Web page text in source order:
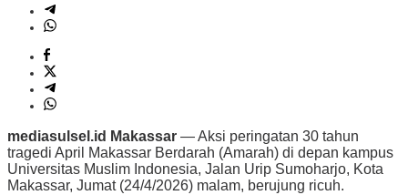
mediasulsel.id Makassar — Aksi peringatan 30 tahun
tragedi April Makassar Berdarah (Amarah) di depan kampus
Universitas Muslim Indonesia, Jalan Urip Sumoharjo, Kota
Makassar, Jumat (24/4/2026) malam, berujung ricuh.